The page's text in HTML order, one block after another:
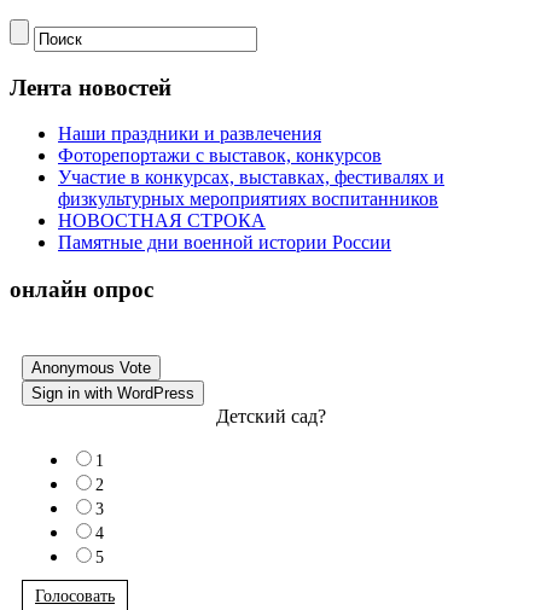
Лента новостей
Наши праздники и развлечения
Фоторепортажи с выставок, конкурсов
Участие в конкурсах, выставках, фестивалях и
физкультурных мероприятиях воспитанников
НОВОСТНАЯ СТРОКА
Памятные дни военной истории России
онлайн опрос
Anonymous Vote
Sign in with WordPress
Детский сад?
1
2
3
4
5
Голосовать